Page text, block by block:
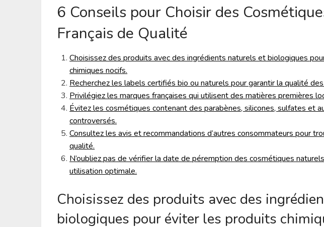
6 Conseils pour Choisir des
Français de Qualité
Choisissez des produits avec des ingrédients naturels et biologiques
chimiques nocifs.
Recherchez les labels certifiés bio ou naturels pour garantir la qualité
Privilégiez les marques françaises qui utilisent des matières premières
Évitez les cosmétiques contenant des parabènes, silicones, sulfates et
controversés.
Consultez les avis et recommandations d’autres consommateurs pour
qualité.
N’oubliez pas de vérifier la date de péremption des cosmétiques
utilisation optimale.
Choisissez des produits avec des
biologiques pour éviter les produits